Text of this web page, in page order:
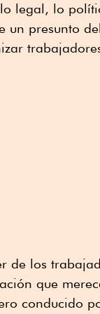
legal, lo
un presunto
de los
que
conducido